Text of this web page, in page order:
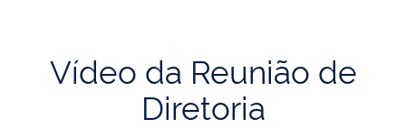
Vídeo da Reunião de
Diretoria